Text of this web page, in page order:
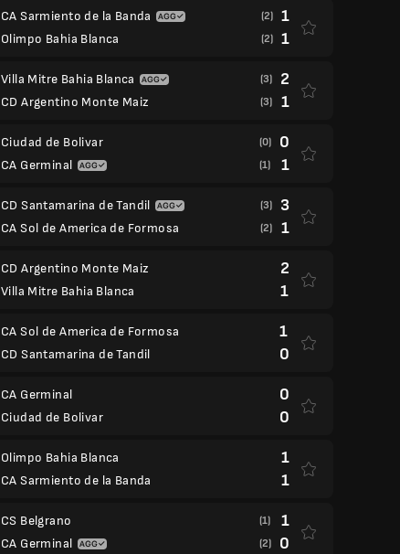
CA Sarmiento de la Banda
Olimpo Bahia Blanca
(2) 1
(2) 1
Villa Mitre Bahia Blanca
CD Argentino Monte Maiz
(3) 2
(3) 1
Ciudad de Bolivar
CA Germinal
(0) 0
(1) 1
CD Santamarina de Tandil
CA Sol de America de Formosa
(3) 3
(2) 1
CD Argentino Monte Maiz
Villa Mitre Bahia Blanca
2
1
CA Sol de America de Formosa
CD Santamarina de Tandil
1
0
CA Germinal
Ciudad de Bolivar
0
0
Olimpo Bahia Blanca
CA Sarmiento de la Banda
1
1
CS Belgrano
CA Germinal
(1) 1
(2) 0